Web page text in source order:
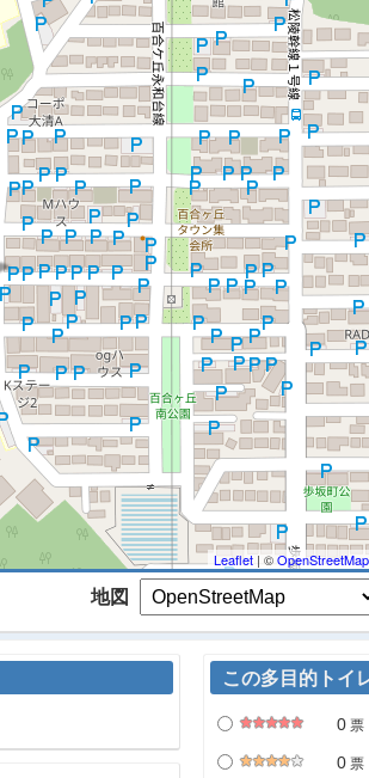
中です ※
Leaflet | ©OpenStreetMap
地図
この多目的トイ
0 票
0 票